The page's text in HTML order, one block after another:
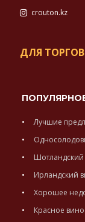
crouton.kz
ДЛЯ
Лучшие
Шотландский
Ирландский
Хорошее
Красное вино